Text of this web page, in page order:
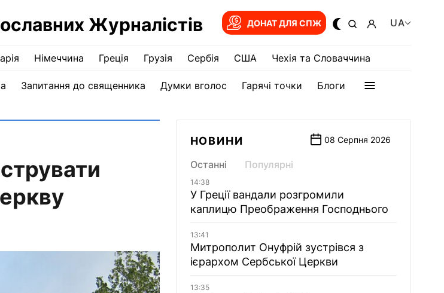
Журналістів ДОНАТ ДЛЯ СПЖ UA
Німеччина Греція Грузія Сербія США Чехія та Словаччина
Запитання до священника Думки вголос Гарячі точки Блоги
НОВИНИ 08 Серпня 2026
Останні Популярні
14:38
У Греції вандали розгромили
каплицю Преображення Господнього
13:41
Митрополит Онуфрій зустрівся з
ієрархом Сербської Церкви
13:35